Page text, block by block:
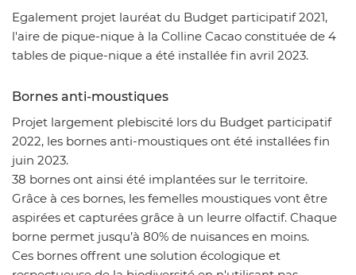
Egalement projet lauréat du Budget participatif 2021,
l'aire de pique-nique à la Colline Cacao constituée de 4
tables de pique-nique a été installée fin avril 2023.
Bornes anti-moustiques
Projet largement plebiscité lors du Budget participatif
2022, les bornes anti-moustiques ont été installées fin
juin 2023.
38 bornes ont ainsi été implantées sur le territoire.
Grâce à ces bornes, les femelles moustiques vont être
aspirées et capturées grâce à un leurre olfactif. Chaque
borne permet jusqu’à 80% de nuisances en moins.
Ces bornes offrent une solution écologique et